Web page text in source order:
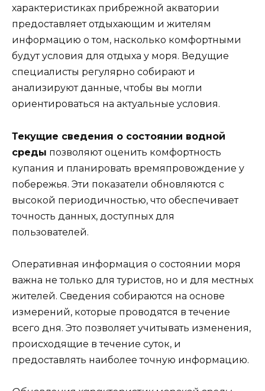
характеристиках прибрежной акватории
предоставляет отдыхающим и жителям
информацию о том, насколько комфортными
будут условия для отдыха у моря. Ведущие
специалисты регулярно собирают и
анализируют данные, чтобы вы могли
ориентироваться на актуальные условия.
Текущие сведения о состоянии водной
среды позволяют оценить комфортность
купания и планировать времяпровождение у
побережья. Эти показатели обновляются с
высокой периодичностью, что обеспечивает
точность данных, доступных для
пользователей.
Оперативная информация о состоянии моря
важна не только для туристов, но и для местных
жителей. Сведения собираются на основе
измерений, которые проводятся в течение
всего дня. Это позволяет учитывать изменения,
происходящие в течение суток, и
предоставлять наиболее точную информацию.